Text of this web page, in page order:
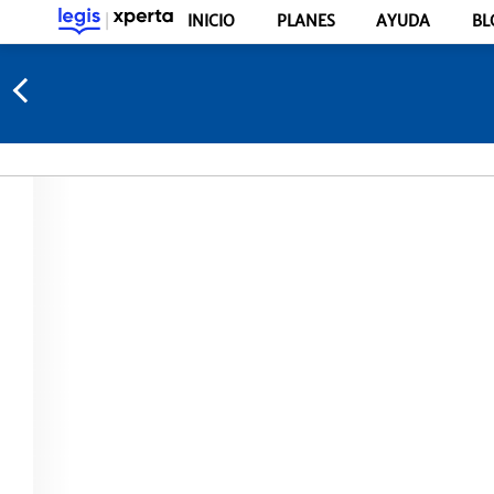
INICIO PLANES AYUDA